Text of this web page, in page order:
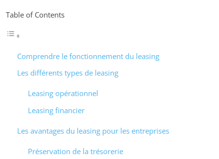
Table of Contents
Comprendre le fonctionnement du leasing
Les différents types de leasing
Leasing opérationnel
Leasing financier
Les avantages du leasing pour les entreprises
Préservation de la trésorerie